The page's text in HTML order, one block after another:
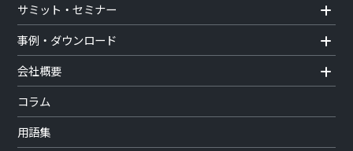
サミット・セミナー
事例・ダウンロード
会社概要
コラム
用語集